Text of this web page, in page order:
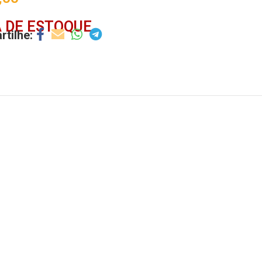
DE ESTOQUE